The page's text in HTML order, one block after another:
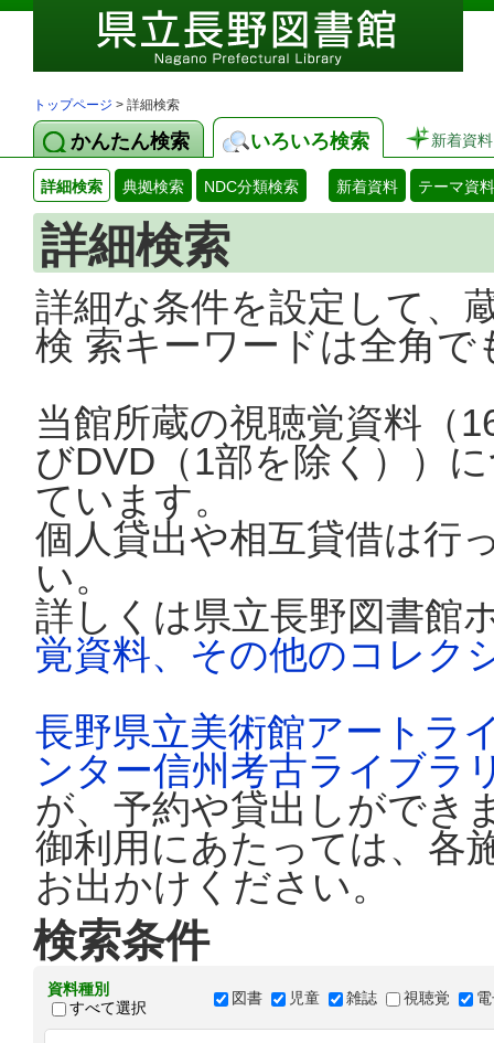
トップページ > 詳細検索
かんたん検索 いろいろ検索 新着資料
詳細検索 典拠検索 NDC分類検索 新着資料 テーマ資料
詳細検索
詳細な条件を設定して、
検 索キーワードは全角
当館所蔵の視聴覚資料（
びDVD（1部を除く））
ています。
個人貸出や相互貸借は行
い。
詳しくは県立長野図書館
覚資料、その他のコレク
長野県立美術館アートラ
ンター信州考古ライブラ
が、予約や貸出しができ
御利用にあたっては、各
お出かけください。
検索条件
資料種別
すべて選択
図書 児童 雑誌 視聴覚